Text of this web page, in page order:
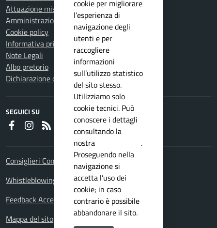
Attuazione misure PNRR
Amministrazione trasparente
Cookie policy
Informativa privacy
Note Legali
Albo pretorio
Dichiarazione di accessibilità
SEGUICI SU
FaceboookInstagram
Consiglieri Comunali
Whistleblowing Policy
Feedback Accessibilita
Mappa del sito
cookie per migliorare
l’esperienza di
navigazione degli
utenti e per
raccogliere
informazioni
sull’utilizzo statistico
del sito stesso.
Utilizziamo solo
cookie tecnici. Può
conoscere i dettagli
consultando la
nostra
.
Proseguendo nella
navigazione si
accetta l’uso dei
cookie; in caso
contrario è possibile
abbandonare il sito.